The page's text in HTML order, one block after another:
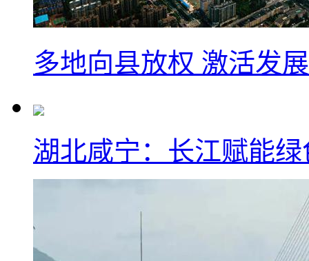
多地向县放权 激活发
湖北咸宁：长江赋能